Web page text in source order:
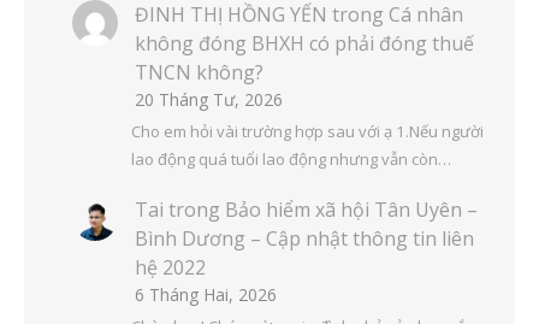
ĐINH THỊ HỒNG YẾN trong Cá nhân
không đóng BHXH có phải đóng thuế
TNCN không?
20 Tháng Tư, 2026
Cho em hỏi vài trường hợp sau với ạ 1.Nếu người
lao động quá tuổi lao động nhưng vẫn còn…
Tai trong Bảo hiểm xã hội Tân Uyên –
Bình Dương – Cập nhật thông tin liên
hệ 2022
6 Tháng Hai, 2026